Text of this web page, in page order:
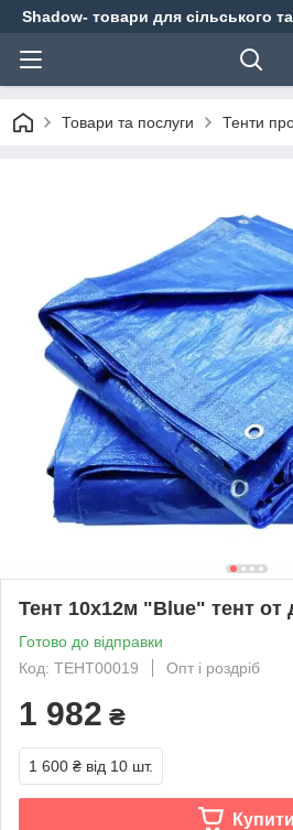
Shadow- товари для сільського
Товари та послуги Тенти
Тент 10х12м "Blue" тент от
Готово до відправки
Код: ТЕНТ00019
Опт і роздріб
1 982 ₴
1 600 ₴ від 10 шт.
Купити